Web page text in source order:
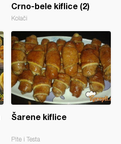
Crno-bele kiflice (2)
Kolači
Šarene kiflice
Pite i Testa